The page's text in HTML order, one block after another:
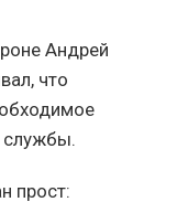
Андрей
что
службы.
прост: